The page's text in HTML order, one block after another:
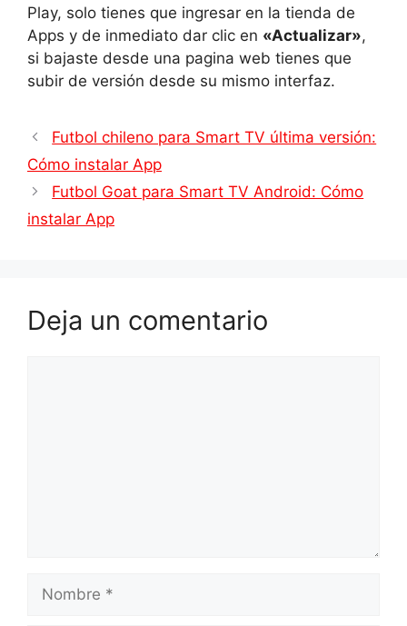
Play, solo tienes que ingresar en la tienda de
Apps y de inmediato dar clic en «Actualizar»,
si bajaste desde una pagina web tienes que
subir de versión desde su mismo interfaz.
Futbol chileno para Smart TV última versión:
Cómo instalar App
Futbol Goat para Smart TV Android: Cómo
instalar App
Deja un comentario